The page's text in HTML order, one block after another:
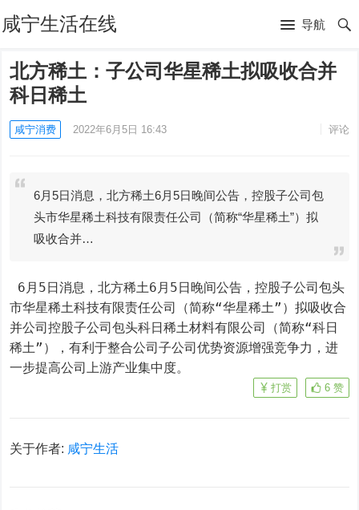
咸宁生活在线 导航
北方稀土：子公司华星稀土拟吸收合并
科日稀土
咸宁消费 2022年6月5日 16:43 评论
6月5日消息，北方稀土6月5日晚间公告，控股子公司包
头市华星稀土科技有限责任公司（简称“华星稀土”）拟
吸收合并…
市华星稀土科技有限责任公司（简称“华星稀土”）拟吸收合
并公司控股子公司包头科日稀土材料有限公司（简称“科日
稀土”），有利于整合公司子公司优势资源增强竞争力，进
一步提高公司上游产业集中度。
6 赞
打赏
关于作者: 咸宁生活